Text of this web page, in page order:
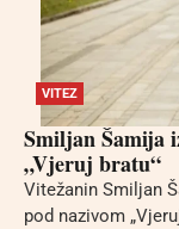
VITEZ
Smiljan Šamija
„Vjeruj bratu“
Vitežanin Smiljan
pod nazivom